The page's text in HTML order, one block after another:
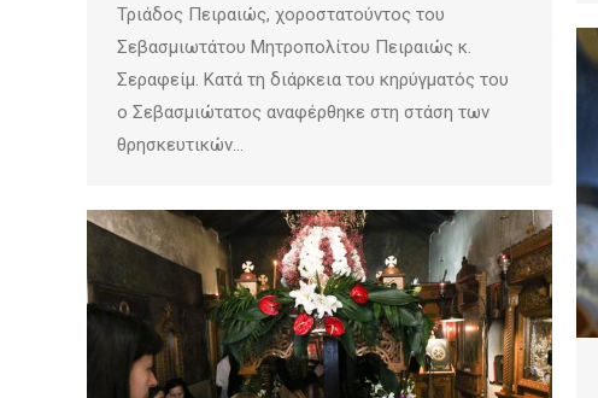
Τριάδος Πειραιώς, χοροστατούντος του
Σεβασμιωτάτου Μητροπολίτου Πειραιώς κ.
Σεραφείμ. Κατά τη διάρκεια του κηρύγματός του
ο Σεβασμιώτατος αναφέρθηκε στη στάση των
θρησκευτικών…